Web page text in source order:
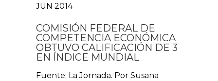
JUN 2014
COMISIÓN FEDERAL DE
COMPETENCIA ECONÓMICA
OBTUVO CALIFICACIÓN DE 3
EN ÍNDICE MUNDIAL
Fuente: La Jornada. Por Susana